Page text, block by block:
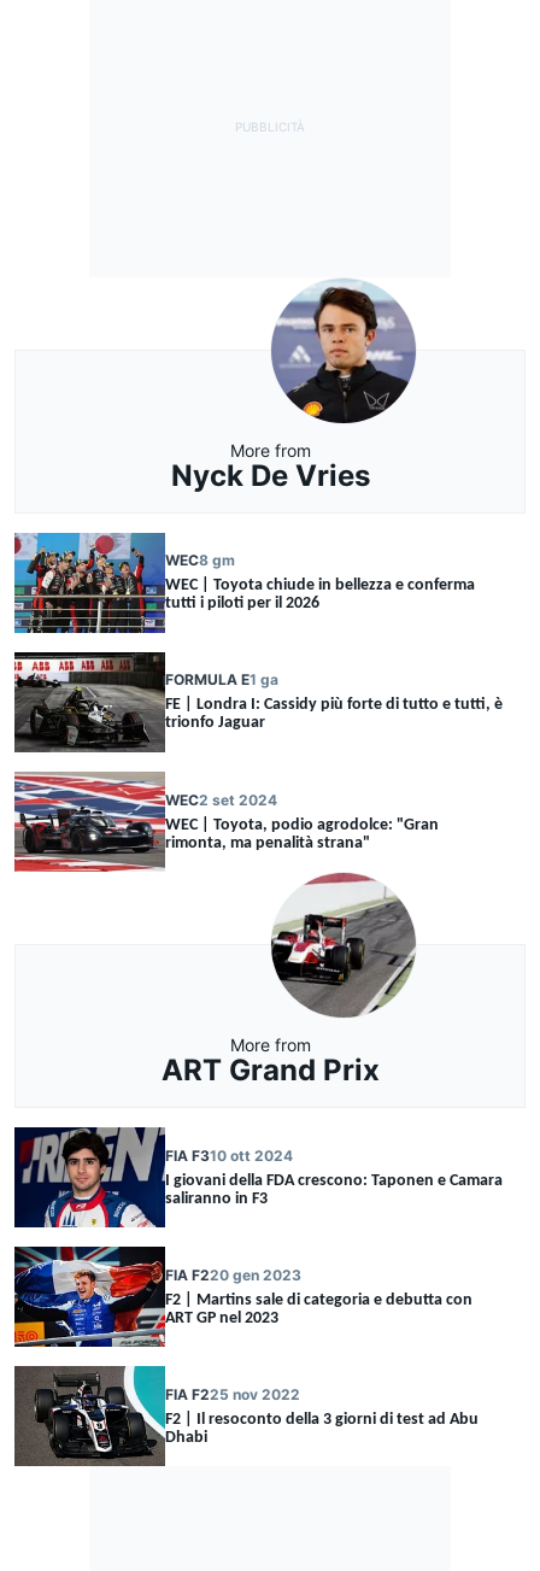
More from
Nyck De Vries
WEC8 gm
WEC | Toyota chiude in bellezza e conferma
tutti i piloti per il 2026
FORMULA E1 ga
FE | Londra I: Cassidy più forte di tutto e tutti, è
trionfo Jaguar
WEC2 set 2024
WEC | Toyota, podio agrodolce: "Gran
rimonta, ma penalità strana"
More from
ART Grand Prix
FIA F310 ott 2024
I giovani della FDA crescono: Taponen e Camara
saliranno in F3
FIA F220 gen 2023
F2 | Martins sale di categoria e debutta con
ART GP nel 2023
FIA F225 nov 2022
F2 | Il resoconto della 3 giorni di test ad Abu
Dhabi